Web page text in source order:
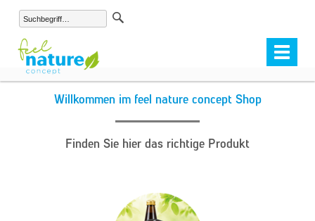
Toggle
Willkommen im feel nature concept Shop
Finden Sie hier das richtige Produkt